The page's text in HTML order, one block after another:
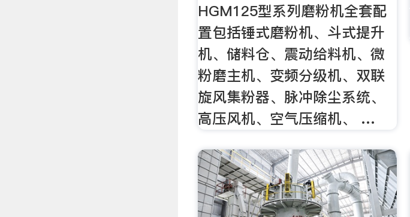
HGM125型系列磨粉机全套配
置包括锤式磨粉机、斗式提升
机、储料仓、震动给料机、微
粉磨主机、变频分级机、双联
旋风集粉器、脉冲除尘系统、
高压风机、空气压缩机、 …